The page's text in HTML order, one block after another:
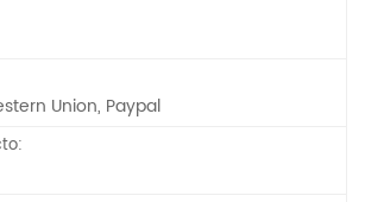
Union, Paypal